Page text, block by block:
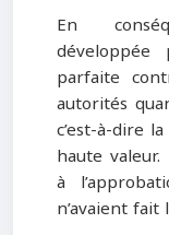
En
développée
parfaite
autorités
c’est-à-dire
haute valeur.
à
n’avaient fait